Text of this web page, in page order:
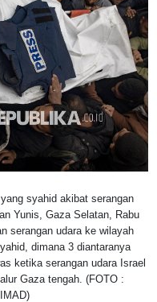
syahid akibat serangan
Yunis, Gaza Selatan, Rabu
serangan udara ke wilayah
dimana 3 diantaranya
ketika serangan udara Israel
Gaza tengah. (FOTO :